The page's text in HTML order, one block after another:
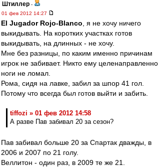
Штиллер -
01 фев 2012 14:27
El Jugador Rojo-Blanco , я не хочу ничего
выкидывать. На коротких участках готов
выкидывать, на длинных - не хочу.
Мне без разницы, по каким именно причинам
игрок не забивает. Никто ему целенаправленно
ноги не ломал.
Рома, сидя на лавке, забил за шпор 41 гол.
Потому что всегда был готов выйти и забить.
tiffozi » 01 фев 2012 14:58
А разве Пав забивал 20 за сезон?
Пав забивал больше 20 за Спартак дважды, в
2006 и 2007 по 21 голу.
Веллитон - один раз, в 2009 те же 21.